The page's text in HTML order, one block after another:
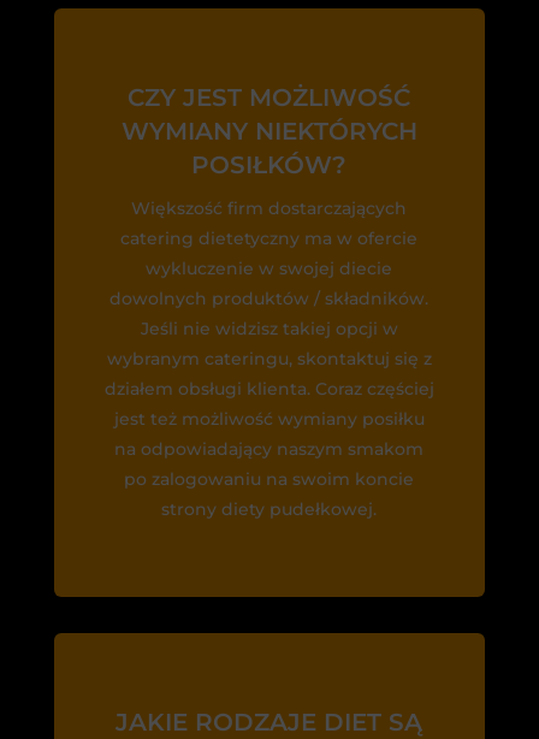
CZY JEST MOŻLIWOŚĆ
WYMIANY NIEKTÓRYCH
POSIŁKÓW?
Większość firm dostarczających
catering dietetyczny ma w ofercie
wykluczenie w swojej diecie
dowolnych produktów / składników.
Jeśli nie widzisz takiej opcji w
wybranym cateringu, skontaktuj się z
działem obsługi klienta. Coraz częściej
jest też możliwość wymiany posiłku
na odpowiadający naszym smakom
po zalogowaniu na swoim koncie
strony diety pudełkowej.
JAKIE RODZAJE DIET SĄ